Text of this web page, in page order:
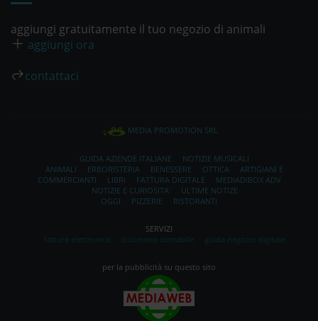
aggiungi gratuitamente il tuo negozio di animali
aggiungi ora
contattaci
MEDIA PROMOTION SRL
GUIDA AZIENDE ITALIANE
NOTIZIE MUSICALI
ANIMALI
ERBORISTERIA BENESSERE OTTICA
ARTIGIANI E
COMMERCIANTI
LIBRI FATTURA DIGITALE
MEDIADIBOX ADV
NOTIZIE E CURIOSITA'
ULTIME NOTIZE
OGGI
PIZZERIE RISTORANTI
SERVIZI
fattura elettronica
dizionario contabile guida negozio digitale
per la pubblicità su questo sito